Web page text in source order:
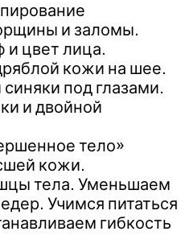
и заломы.
цвет лица.
кожи на шее.
под глазами.
и двойной
тело»
кожи.
тела. Уменьшаем
Учимся питаться
гибкость